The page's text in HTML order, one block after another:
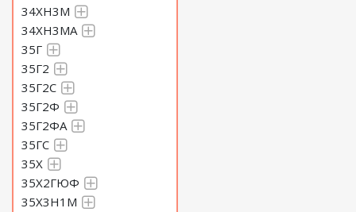
34ХН3М
34ХН3МА
35Г
35Г2
35Г2С
35Г2Ф
35Г2ФА
35ГС
35Х
35Х2ГЮФ
35Х3Н1М